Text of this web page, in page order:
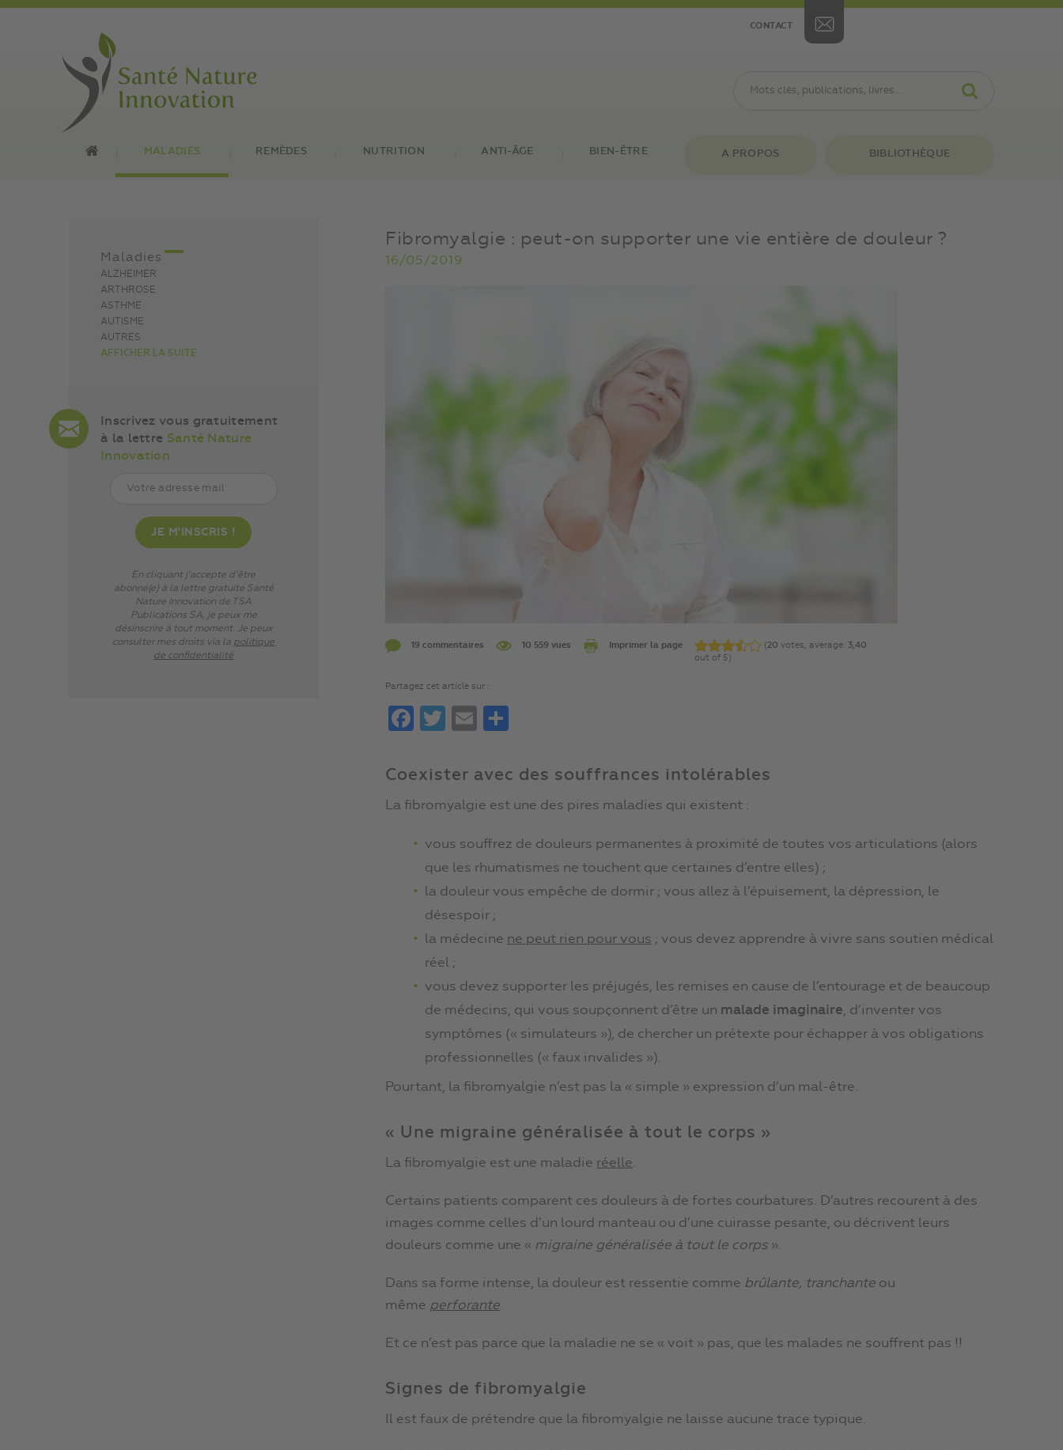
CONTACT
MALADIES REMÈDES NUTRITION ANTI-ÂGE BIEN-ÊTRE A PROPOS BIBLIOTHÈQUE
Maladies
ALZHEIMER
ARTHROSE
ASTHME
AUTISME
AUTRES
AFFICHER LA SUITE
Inscrivez vous gratuitement
à la lettre Santé Nature
Innovation
En cliquant j’accepte d’être
abonné(e) à la lettre gratuite Santé
Nature Innovation de TSA
Publications SA, je peux me
désinscrire à tout moment. Je peux
consulter mes droits via la politique
de confidentialité
Fibromyalgie : peut-on supporter une vie entière de douleur ?
16/05/2019
19 commentaires 10 559 vues Imprimer la page (20 votes, average: 3,40
out of 5)
Partagez cet article sur :
FacebookTwitterEmail
Coexister avec des souffrances intolérables
La fibromyalgie est une des pires maladies qui existent :
vous souffrez de douleurs permanentes à proximité de toutes vos articulations (alors
que les rhumatismes ne touchent que certaines d’entre elles) ;
la douleur vous empêche de dormir ; vous allez à l’épuisement, la dépression, le
désespoir ;
la médecine ne peut rien pour vous ; vous devez apprendre à vivre sans soutien médical
réel ;
vous devez supporter les préjugés, les remises en cause de l’entourage et de beaucoup
de médecins, qui vous soupçonnent d’être un malade imaginaire, d’inventer vos
symptômes (« simulateurs »), de chercher un prétexte pour échapper à vos obligations
professionnelles (« faux invalides »).
Pourtant, la fibromyalgie n’est pas la « simple » expression d’un mal-être.
« Une migraine généralisée à tout le corps »
La fibromyalgie est une maladie réelle.
Certains patients comparent ces douleurs à de fortes courbatures. D’autres recourent à des
images comme celles d’un lourd manteau ou d’une cuirasse pesante, ou décrivent leurs
douleurs comme une « migraine généralisée à tout le corps ».
Dans sa forme intense, la douleur est ressentie comme brûlante, tranchante ou
même perforante.
Et ce n’est pas parce que la maladie ne se « voit » pas, que les malades ne souffrent pas !!
Signes de fibromyalgie
Il est faux de prétendre que la fibromyalgie ne laisse aucune trace typique.